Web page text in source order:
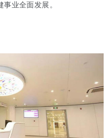
业全面发展。